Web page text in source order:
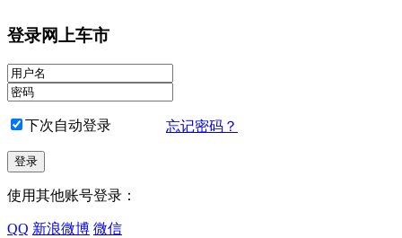
登录网上车市
下次自动登录 忘记密码？
使用其他账号登录：
QQ 新浪微博 微信